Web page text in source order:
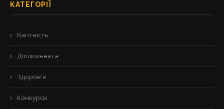
КАТЕГОРІЇ
Вагітність
Дошкільнята
Здоров'я
Конкурси